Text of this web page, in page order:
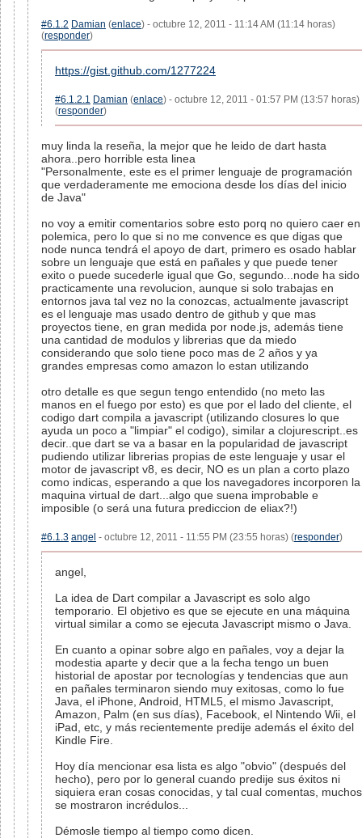
#6.1.2 Damian (enlace) - octubre 12, 2011 - 11:14 AM (11:14 horas)
(responder)
https://gist.github.com/1277224
#6.1.2.1 Damian (enlace) - octubre 12, 2011 - 01:57 PM (13:57 horas)
(responder)
muy linda la reseña, la mejor que he leido de dart hasta
ahora..pero horrible esta linea
"Personalmente, este es el primer lenguaje de programación
que verdaderamente me emociona desde los días del inicio
de Java"
no voy a emitir comentarios sobre esto porq no quiero caer en
polemica, pero lo que si no me convence es que digas que
node nunca tendrá el apoyo de dart, primero es osado hablar
sobre un lenguaje que está en pañales y que puede tener
exito o puede sucederle igual que Go, segundo...node ha sido
practicamente una revolucion, aunque si solo trabajas en
entornos java tal vez no la conozcas, actualmente javascript
es el lenguaje mas usado dentro de github y que mas
proyectos tiene, en gran medida por node.js, además tiene
una cantidad de modulos y librerias que da miedo
considerando que solo tiene poco mas de 2 años y ya
grandes empresas como amazon lo estan utilizando
otro detalle es que segun tengo entendido (no meto las
manos en el fuego por esto) es que por el lado del cliente, el
codigo dart compila a javascript (utilizando closures lo que
ayuda un poco a "limpiar" el codigo), similar a clojurescript..es
decir..que dart se va a basar en la popularidad de javascript
pudiendo utilizar librerias propias de este lenguaje y usar el
motor de javascript v8, es decir, NO es un plan a corto plazo
como indicas, esperando a que los navegadores incorporen la
maquina virtual de dart...algo que suena improbable e
imposible (o será una futura prediccion de eliax?!)
#6.1.3 angel - octubre 12, 2011 - 11:55 PM (23:55 horas) (responder)
angel,
La idea de Dart compilar a Javascript es solo algo
temporario. El objetivo es que se ejecute en una máquina
virtual similar a como se ejecuta Javascript mismo o Java.
En cuanto a opinar sobre algo en pañales, voy a dejar la
modestia aparte y decir que a la fecha tengo un buen
historial de apostar por tecnologías y tendencias que aun
en pañales terminaron siendo muy exitosas, como lo fue
Java, el iPhone, Android, HTML5, el mismo Javascript,
Amazon, Palm (en sus días), Facebook, el Nintendo Wii, el
iPad, etc, y más recientemente predije además el éxito del
Kindle Fire.
Hoy día mencionar esa lista es algo "obvio" (después del
hecho), pero por lo general cuando predije sus éxitos ni
siquiera eran cosas conocidas, y tal cual comentas, muchos
se mostraron incrédulos...
Démosle tiempo al tiempo como dicen.